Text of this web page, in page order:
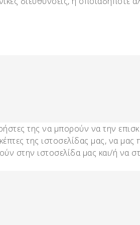
της να μπορούν να την
της ιστοσελίδας μας, να
στην ιστοσελίδα μας και/ή να